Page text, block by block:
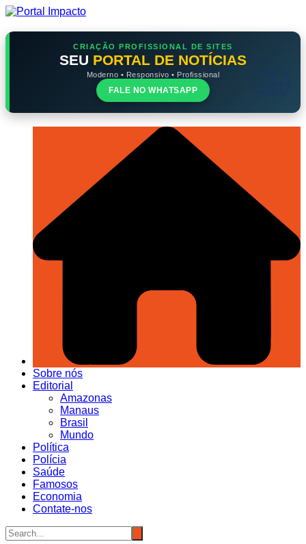
Ir
o
CRIAÇÃO PROFISSIONAL DE SITES
SEU PORTAL DE NOTÍCIAS
Moderno • Responsivo • Profissional
FALE NO WHATSAPP
Sobre nós
Editorial
Amazonas
Manaus
Brasil
Mundo
Política
Polícia
Saúde
Famosos
Economia
Contate-nos